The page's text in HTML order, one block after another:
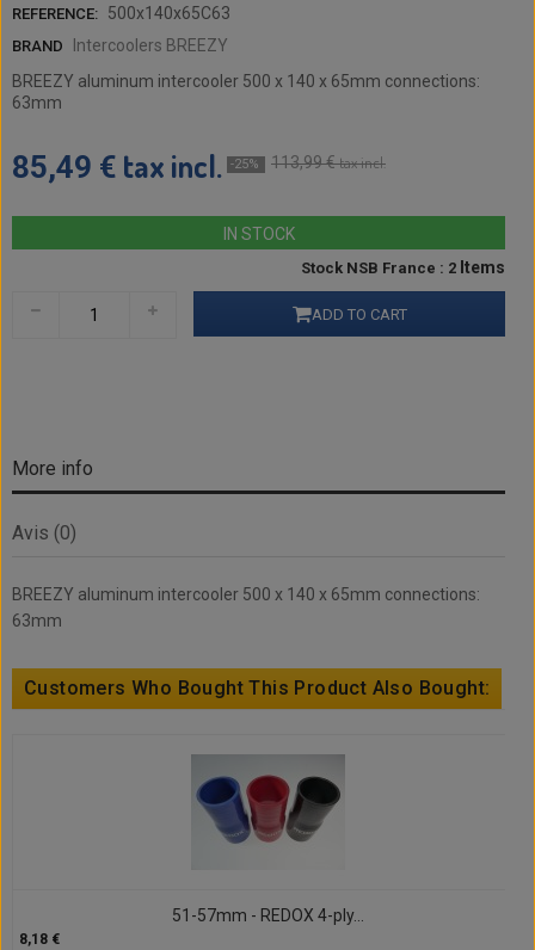
REFERENCE: 500x140x65C63
BRAND
Intercoolers BREEZY
BREEZY aluminum intercooler 500 x 140 x 65mm connections:
63mm
85,49 € tax incl. -25% 113,99 €tax incl.
IN STOCK
Stock NSB France : 2 Items
ADD TO CART
More info
Avis (0)
BREEZY aluminum intercooler 500 x 140 x 65mm connections:
63mm
Customers Who Bought This Product Also Bought:
51-57mm - REDOX 4-ply...
8,18 €